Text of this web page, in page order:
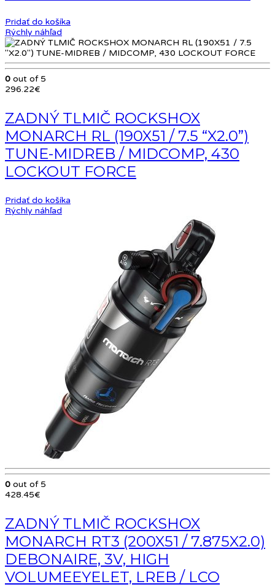
Pridať do košíka
Rýchly náhľad
0 out of 5
296.22€
ZADNÝ TLMIČ ROCKSHOX
MONARCH RL (190X51 / 7.5 “X2.0”)
TUNE-MIDREB / MIDCOMP, 430
LOCKOUT FORCE
Pridať do košíka
Rýchly náhľad
0 out of 5
428.45€
ZADNÝ TLMIČ ROCKSHOX
MONARCH RT3 (200X51 / 7.875X2.0)
DEBONAIRE, 3V, HIGH
VOLUMEEYELET, LREB / LCO